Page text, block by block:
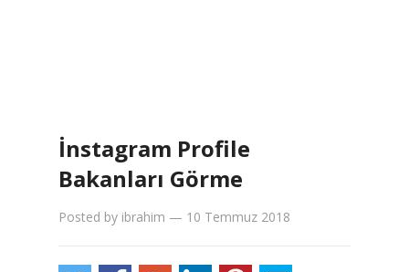
İnstagram Profile
Bakanları Görme
Posted by ibrahim — 10 Temmuz 2018